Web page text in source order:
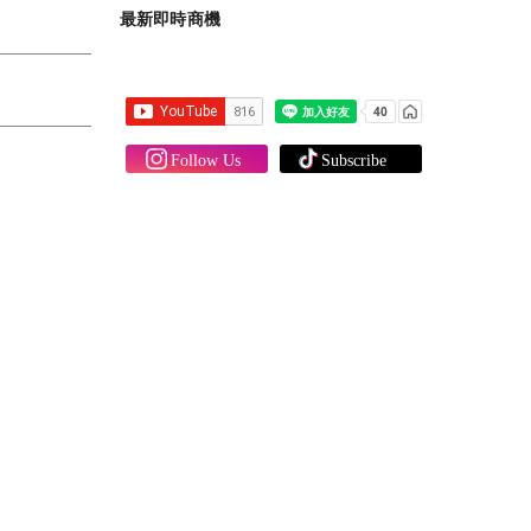
最新即時商機